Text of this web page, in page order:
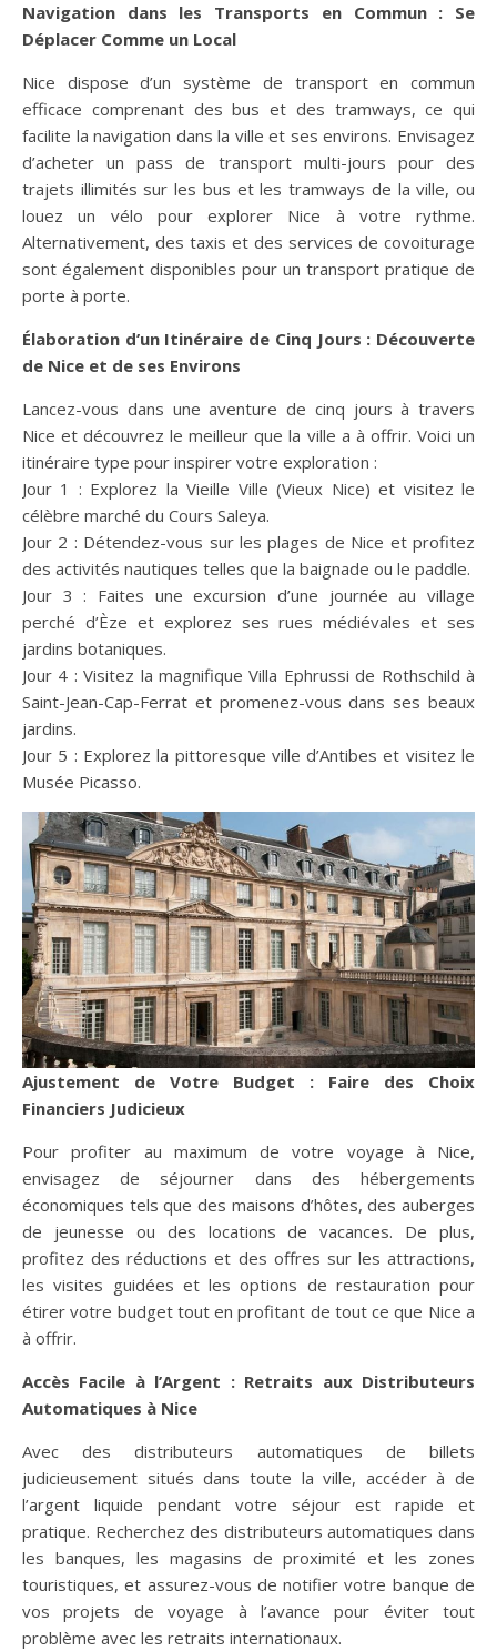
Navigation dans les Transports en Commun : Se
Déplacer Comme un Local
Nice dispose d’un système de transport en commun
efficace comprenant des bus et des tramways, ce qui
facilite la navigation dans la ville et ses environs. Envisagez
d’acheter un pass de transport multi-jours pour des
trajets illimités sur les bus et les tramways de la ville, ou
louez un vélo pour explorer Nice à votre rythme.
Alternativement, des taxis et des services de covoiturage
sont également disponibles pour un transport pratique de
porte à porte.
Élaboration d’un Itinéraire de Cinq Jours : Découverte
de Nice et de ses Environs
Lancez-vous dans une aventure de cinq jours à travers
Nice et découvrez le meilleur que la ville a à offrir. Voici un
itinéraire type pour inspirer votre exploration :
Jour 1 : Explorez la Vieille Ville (Vieux Nice) et visitez le
célèbre marché du Cours Saleya.
Jour 2 : Détendez-vous sur les plages de Nice et profitez
des activités nautiques telles que la baignade ou le paddle.
Jour 3 : Faites une excursion d’une journée au village
perché d’Èze et explorez ses rues médiévales et ses
jardins botaniques.
Jour 4 : Visitez la magnifique Villa Ephrussi de Rothschild à
Saint-Jean-Cap-Ferrat et promenez-vous dans ses beaux
jardins.
Jour 5 : Explorez la pittoresque ville d’Antibes et visitez le
Musée Picasso.
Ajustement de Votre Budget : Faire des Choix
Financiers Judicieux
Pour profiter au maximum de votre voyage à Nice,
envisagez de séjourner dans des hébergements
économiques tels que des maisons d’hôtes, des auberges
de jeunesse ou des locations de vacances. De plus,
profitez des réductions et des offres sur les attractions,
les visites guidées et les options de restauration pour
étirer votre budget tout en profitant de tout ce que Nice a
à offrir.
Accès Facile à l’Argent : Retraits aux Distributeurs
Automatiques à Nice
Avec des distributeurs automatiques de billets
judicieusement situés dans toute la ville, accéder à de
l’argent liquide pendant votre séjour est rapide et
pratique. Recherchez des distributeurs automatiques dans
les banques, les magasins de proximité et les zones
touristiques, et assurez-vous de notifier votre banque de
vos projets de voyage à l’avance pour éviter tout
problème avec les retraits internationaux.